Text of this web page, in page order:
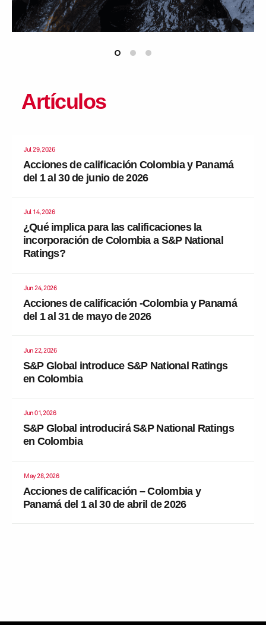
Artículos
Jul 29, 2026
Acciones de calificación Colombia y Panamá
del 1 al 30 de junio de 2026
Jul 14, 2026
¿Qué implica para las calificaciones la
incorporación de Colombia a S&P National
Ratings?
Jun 24, 2026
Acciones de calificación -Colombia y Panamá
del 1 al 31 de mayo de 2026
Jun 22, 2026
S&P Global introduce S&P National Ratings
en Colombia
Jun 01, 2026
S&P Global introducirá S&P National Ratings
en Colombia
May 28, 2026
Acciones de calificación – Colombia y
Panamá del 1 al 30 de abril de 2026